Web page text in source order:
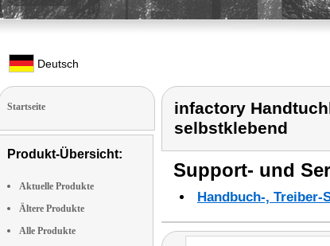
Deutsch
Startseite
Produkt-Übersicht:
Aktuelle Produkte
Ältere Produkte
Alle Produkte
infactory
selbstklebend
Support- und
Handbuch-,